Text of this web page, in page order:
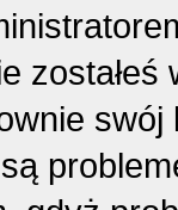
swój
są